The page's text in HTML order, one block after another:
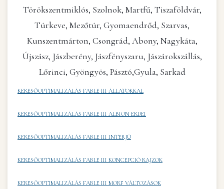
Törökszentmiklós, Szolnok, Martfű, Tiszaföldvár,
Túrkeve, Mezőtúr, Gyomaendrőd, Szarvas,
Kunszentmárton, Csongrád, Abony, Nagykáta,
Újszász, Jászberény, Jászfényszaru, Jászárokszállás,
Lőrinci, Gyöngyös, Pásztó,Gyula, Sarkad
KERESŐOPTIMALIZÁLÁS FABLE III ÁLLATOKKAL
KERESŐOPTIMALIZÁLÁS FABLE III ALBION ERDEI
KERESŐOPTIMALIZÁLÁS FABLE III INTERJÚ
KERESŐOPTIMALIZÁLÁS FABLE III KONCEPCIÓ RAJZOK
KERESŐOPTIMALIZÁLÁS FABLE III MORF VÁLTOZÁSOK